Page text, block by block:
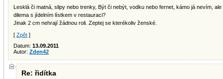
Lesklá či matná, slipy nebo trenky, Být či nebýt, vodku nebo fernet, kámo já nevím,
dilema s jídelním lístkem v restauraci?
Jinak 2 cm nehrají žádnou roli. Zeptej se kterékoliv ženské.
[ Zpět ]
Datum: 13.09.2011
Autor: Zden42
Re: řidítka